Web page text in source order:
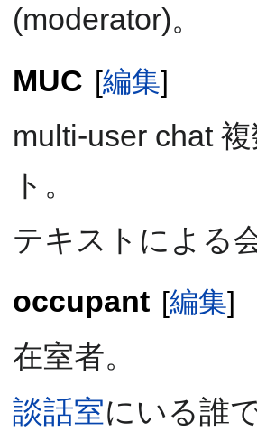
(moderator)。
MUC [編集]
multi-user chat
ト。
テキストによる
occupant [編集]
在室者。
談話室にいる誰